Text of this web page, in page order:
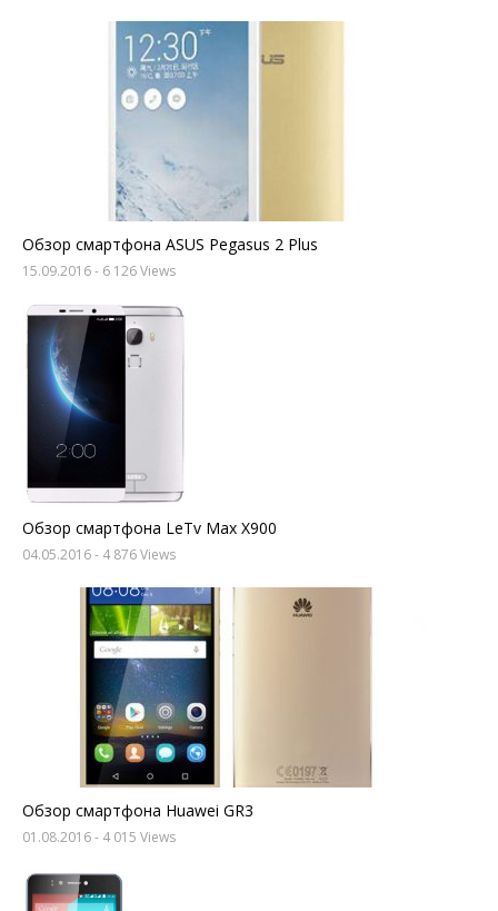
Обзор смартфона ASUS Pegasus 2 Plus
15.09.2016- 6 126 Views
Обзор смартфона LeTv Max X900
04.05.2016- 4 876 Views
Обзор смартфона Huawei GR3
01.08.2016- 4 015 Views